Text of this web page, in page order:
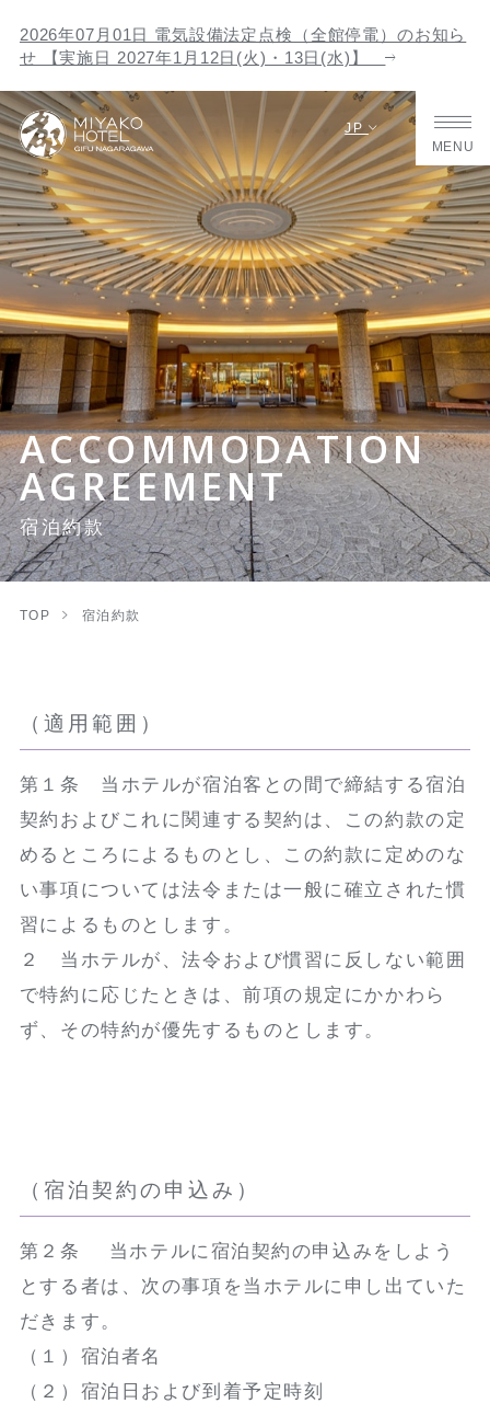
JP
MENU
ACCOMMODATION
AGREEMENT
宿泊約款
2026年07月01日 電気設備法定点検（全館停電）のお知ら
せ 【実施日 2027年1月12日(火)・13日(水)】
TOP 宿泊約款
（適用範囲）
第１条 当ホテルが宿泊客との間で締結する宿泊
契約およびこれに関連する契約は、この約款の定
めるところによるものとし、この約款に定めのな
い事項については法令または一般に確立された慣
習によるものとします。
２ 当ホテルが、法令および慣習に反しない範囲
で特約に応じたときは、前項の規定にかかわら
ず、その特約が優先するものとします。
（宿泊契約の申込み）
第２条 当ホテルに宿泊契約の申込みをしよう
とする者は、次の事項を当ホテルに申し出ていた
だきます。
（１）宿泊者名
（２）宿泊日および到着予定時刻